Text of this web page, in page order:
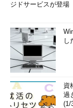
ジドサービスが登場
し
資
過
(1/